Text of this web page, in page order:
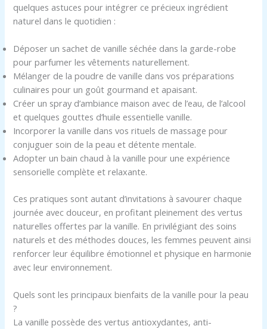
quelques astuces pour intégrer ce précieux ingrédient
naturel dans le quotidien :
Déposer un sachet de vanille séchée dans la garde-robe
pour parfumer les vêtements naturellement.
Mélanger de la poudre de vanille dans vos préparations
culinaires pour un goût gourmand et apaisant.
Créer un spray d’ambiance maison avec de l’eau, de l’alcool
et quelques gouttes d’huile essentielle vanille.
Incorporer la vanille dans vos rituels de massage pour
conjuguer soin de la peau et détente mentale.
Adopter un bain chaud à la vanille pour une expérience
sensorielle complète et relaxante.
Ces pratiques sont autant d’invitations à savourer chaque
journée avec douceur, en profitant pleinement des vertus
naturelles offertes par la vanille. En privilégiant des soins
naturels et des méthodes douces, les femmes peuvent ainsi
renforcer leur équilibre émotionnel et physique en harmonie
avec leur environnement.
Quels sont les principaux bienfaits de la vanille pour la peau
?
La vanille possède des vertus antioxydantes, anti-